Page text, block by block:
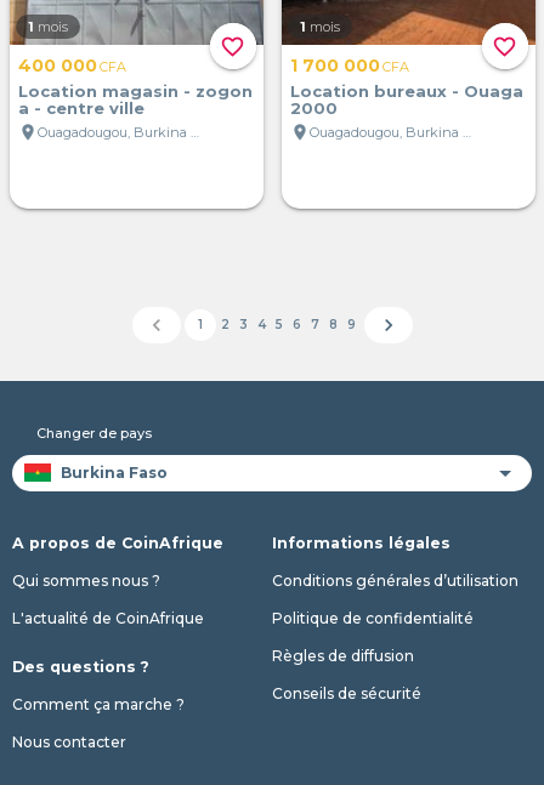
favorite_border
1 mois
400 000CFA
Location magasin - zogon
a - centre ville
location_on
Ouagadougou, Burkina Faso
favorite_border
1 mois
1 700 000CFA
Location bureaux - Ouaga
2000
location_on
Ouagadougou, Burkina Faso
chevron_left 1 2 3 4 5 6 7 8 9 chevron_right
Changer de pays
A propos de CoinAfrique
Qui sommes nous ?
L'actualité de CoinAfrique
Des questions ?
Comment ça marche ?
Nous contacter
Informations légales
Conditions générales d’utilisation
Politique de confidentialité
Règles de diffusion
Conseils de sécurité